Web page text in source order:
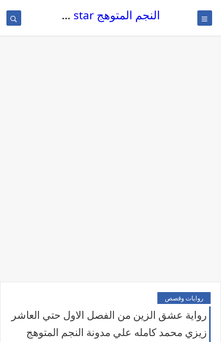
النجم المتوهج The glowing star
روايات وقصص
رواية عشق الزين من الفصل الاول حتي العاشر
زيزي محمد كامله علي مدونة النجم المتوهج